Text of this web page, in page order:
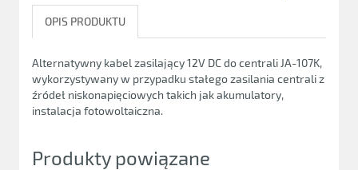
OPIS PRODUKTU
Alternatywny kabel zasilający 12V DC do centrali JA-107K,
wykorzystywany w przypadku stałego zasilania centrali z
źródeł niskonapięciowych takich jak akumulatory,
instalacja fotowoltaiczna.
Produkty powiązane